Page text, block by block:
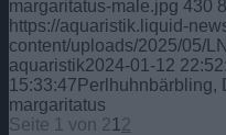
margaritatus-male.jpg 430
https://aquaristik.liquid-
content/uploads/2025/05/
aquaristik2024-01-12
15:33:47 Perlhuhnbärbling,
margaritatus
Seite 1 von 21 2